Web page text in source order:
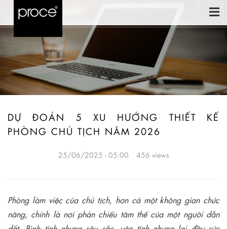
DỰ ĐOÁN 5 XU HƯỚNG THIẾT KẾ
PHÒNG CHỦ TỊCH NĂM 2026
25/06/2025 - 05:00 456 views
Phòng làm việc của chủ tịch, hơn cả một không gian chức
năng, chính là nơi phản chiếu tâm thế của một người dẫn